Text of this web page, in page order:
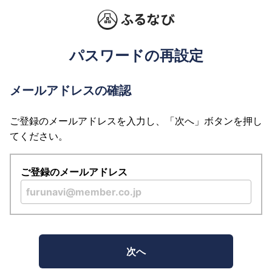
パスワードの再設定
メールアドレスの確認
ご登録のメールアドレスを入力し、「次へ」ボタンを押し
てください。
ご登録のメールアドレス